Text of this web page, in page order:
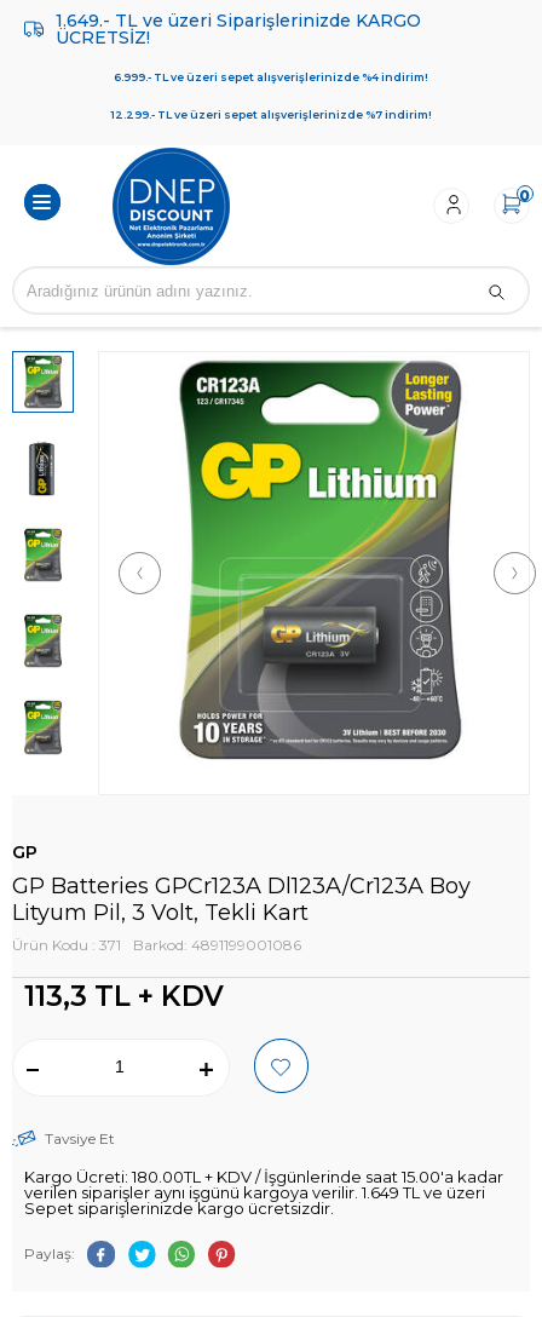
1.649.- TL ve üzeri Siparişlerinizde KARGO
ÜCRETSİZ!
6.999.- TL ve üzeri sepet alışverişlerinizde %4 indirim!
12.299.- TL ve üzeri sepet alışverişlerinizde %7 indirim!
0
GP
GP Batteries GPCr123A Dl123A/Cr123A Boy
Lityum Pil, 3 Volt, Tekli Kart
Ürün Kodu : 371 Barkod: 4891199001086
113,3 TL + KDV
Tavsiye Et
Kargo Ücreti: 180.00TL + KDV / İşgünlerinde saat 15.00'a kadar
verilen siparişler aynı işgünü kargoya verilir. 1.649 TL ve üzeri
Sepet siparişlerinizde kargo ücretsizdir.
Paylaş: